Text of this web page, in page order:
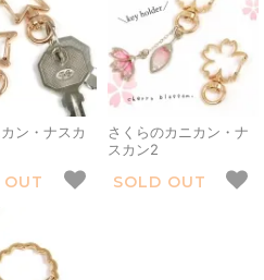
ン・ナスカ
OUT
さくらのカニカン・ナ
スカン2
SOLD OUT